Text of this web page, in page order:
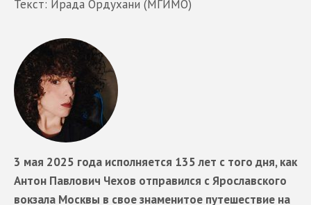
Текст: Ирада Ордухани (МГИМО)
3 мая 2025 года исполняется 135 лет с того дня, как
Антон Павлович Чехов отправился с Ярославского
вокзала Москвы в свое знаменитое путешествие на